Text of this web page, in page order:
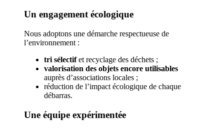
Un engagement écologique
Nous adoptons une démarche respectueuse de
l’environnement :
tri sélectifet recyclage des déchets ;
valorisation des objets encore utilisables
auprès d’associations locales ;
réduction de l’impact écologique de chaque
débarras.
Une équipe expérimentée